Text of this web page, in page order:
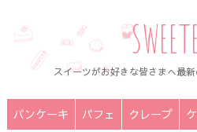
スイーツがお好きな皆さまへ最
パンケーキ パフェ クレープ